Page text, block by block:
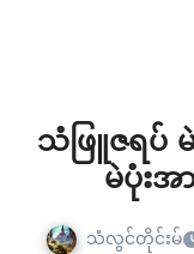
သံဖြူဇရပ်
မဲပုံးအ
သံလွင်တိုင်းမ်